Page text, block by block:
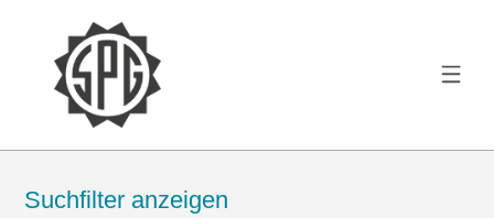
Suchfilter anzeigen